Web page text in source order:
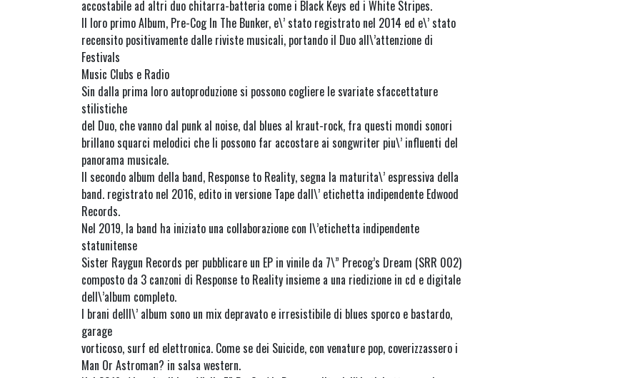
accostabile ad altri duo chitarra-batteria come i Black Keys ed i White Stripes.
Il loro primo Album, Pre-Cog In The Bunker, e\’ stato registrato nel 2014 ed e\’ stato
recensito positivamente dalle riviste musicali, portando il Duo all\’attenzione di
Festivals
Music Clubs e Radio
Sin dalla prima loro autoproduzione si possono cogliere le svariate sfaccettature
stilistiche
del Duo, che vanno dal punk al noise, dal blues al kraut-rock, fra questi mondi sonori
brillano squarci melodici che li possono far accostare ai songwriter piu\’ influenti del
panorama musicale.
Il secondo album della band, Response to Reality, segna la maturita\’ espressiva della
band. registrato nel 2016, edito in versione Tape dall\’ etichetta indipendente Edwood
Records.
Nel 2019, la band ha iniziato una collaborazione con l\’etichetta indipendente
statunitense
Sister Raygun Records per pubblicare un EP in vinile da 7\” Precog’s Dream (SRR 002)
composto da 3 canzoni di Response to Reality insieme a una riedizione in cd e digitale
dell\’album completo.
I brani delll\’ album sono un mix depravato e irresistibile di blues sporco e bastardo,
garage
vorticoso, surf ed elettronica. Come se dei Suicide, con venature pop, coverizzassero i
Man Or Astroman? in salsa western.